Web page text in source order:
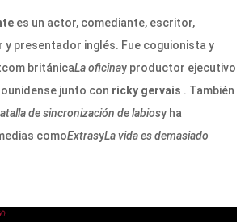
es un actor, comediante, escritor,
presentador inglés. Fue coguionista y
británicaLa oficinay productor ejecutivo
junto con ricky gervais . También
de sincronización de labiosy ha
comoExtrasyLa vida es demasiado